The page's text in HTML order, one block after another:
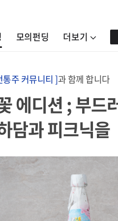
모의펀딩 더보기
통주 커뮤니티 ]과 함께 합니다
에디션 ; 부
담과 피크닉을